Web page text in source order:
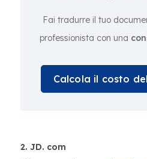
Fai tradurre il tuo
professionista con una
Calcola il costo
2. JD. com